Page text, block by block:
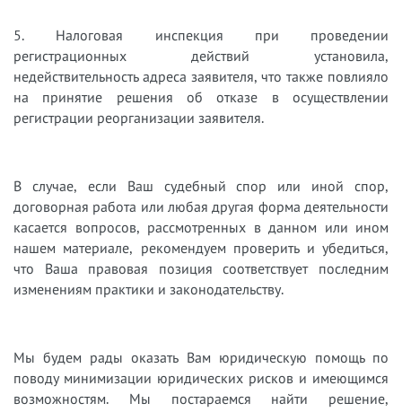
5. Налоговая инспекция при проведении
регистрационных действий установила,
недействительность адреса заявителя, что также повлияло
на принятие решения об отказе в осуществлении
регистрации реорганизации заявителя.
В случае, если Ваш судебный спор или иной спор,
договорная работа или любая другая форма деятельности
касается вопросов, рассмотренных в данном или ином
нашем материале, рекомендуем проверить и убедиться,
что Ваша правовая позиция соответствует последним
изменениям практики и законодательству.
Мы будем рады оказать Вам юридическую помощь по
поводу минимизации юридических рисков и имеющимся
возможностям. Мы постараемся найти решение,